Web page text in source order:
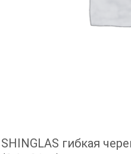
SHINGLAS гибкая